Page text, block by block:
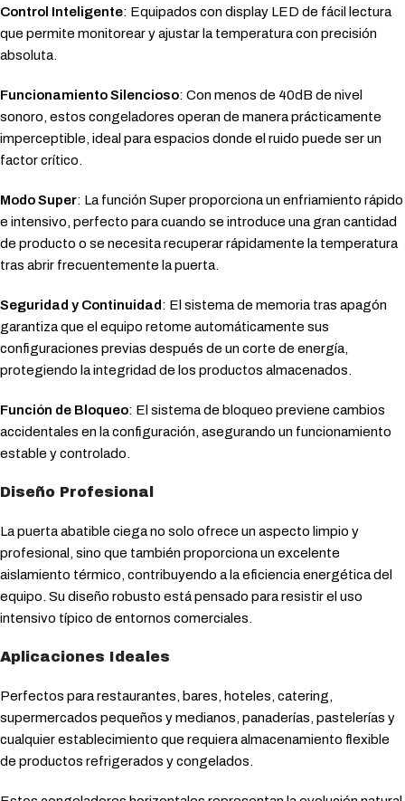
Control Inteligente: Equipados con display LED de fácil lectura
que permite monitorear y ajustar la temperatura con precisión
absoluta.
Funcionamiento Silencioso: Con menos de 40dB de nivel
sonoro, estos congeladores operan de manera prácticamente
imperceptible, ideal para espacios donde el ruido puede ser un
factor crítico.
Modo Super: La función Super proporciona un enfriamiento rápido
e intensivo, perfecto para cuando se introduce una gran cantidad
de producto o se necesita recuperar rápidamente la temperatura
tras abrir frecuentemente la puerta.
Seguridad y Continuidad: El sistema de memoria tras apagón
garantiza que el equipo retome automáticamente sus
configuraciones previas después de un corte de energía,
protegiendo la integridad de los productos almacenados.
Función de Bloqueo: El sistema de bloqueo previene cambios
accidentales en la configuración, asegurando un funcionamiento
estable y controlado.
Diseño Profesional
La puerta abatible ciega no solo ofrece un aspecto limpio y
profesional, sino que también proporciona un excelente
aislamiento térmico, contribuyendo a la eficiencia energética del
equipo. Su diseño robusto está pensado para resistir el uso
intensivo típico de entornos comerciales.
Aplicaciones Ideales
Perfectos para restaurantes, bares, hoteles, catering,
supermercados pequeños y medianos, panaderías, pastelerías y
cualquier establecimiento que requiera almacenamiento flexible
de productos refrigerados y congelados.